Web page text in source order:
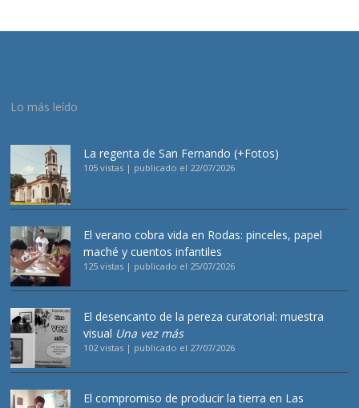
Lo más leído
La regenta de San Fernando (+Fotos)
105 vistas | publicado el 22/07/2026
El verano cobra vida en Rodas: pinceles, papel
maché y cuentos infantiles
125 vistas | publicado el 25/07/2026
El desencanto de la pereza curatorial: muestra
visual Una vez más
102 vistas | publicado el 27/07/2026
El compromiso de producir la tierra en Las